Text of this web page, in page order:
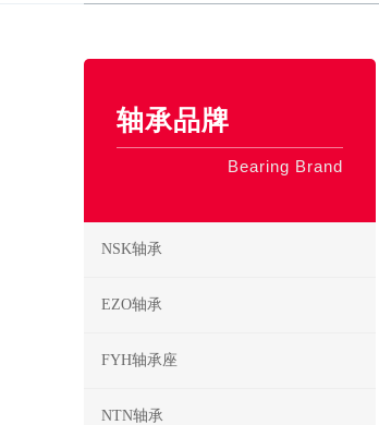
轴承品牌
Bearing Brand
NSK轴承
EZO轴承
FYH轴承座
NTN轴承